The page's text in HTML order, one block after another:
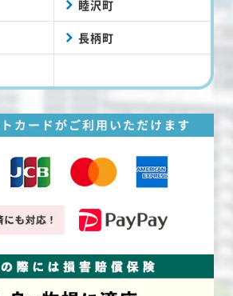
睦沢町
長柄町